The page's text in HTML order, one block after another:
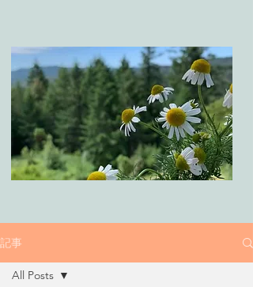
記事
All Posts